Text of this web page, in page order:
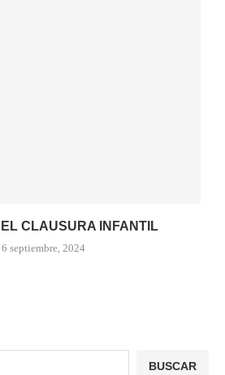
CLAUSURA INFANTIL
6 septiembre, 2024
BUSCAR